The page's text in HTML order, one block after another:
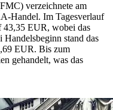
verzeichnete am
Handel. Im Tagesverlauf
43,35 EUR, wobei das
stand das
EUR. Bis zum
gehandelt, was das